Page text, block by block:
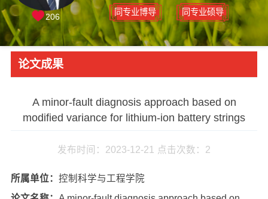
同专业博导 同专业硕导
206
论文成果
A minor-fault diagnosis approach based on
modified variance for lithium-ion battery strings
发布时间：2023-12-21 点击次数： 2
所属单位： 控制科学与工程学院